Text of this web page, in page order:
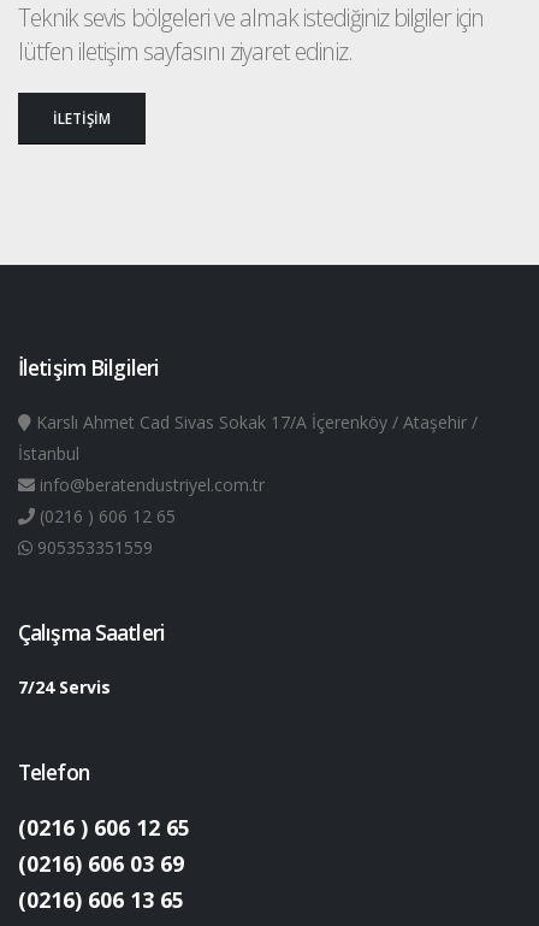
Teknik sevis bölgeleri ve almak istediğiniz bilgiler için
lütfen iletişim sayfasını ziyaret ediniz.
İLETİŞİM
İletişim Bilgileri
Karslı Ahmet Cad Sivas Sokak 17/A İçerenköy / Ataşehir /
İstanbul
info@beratendustriyel.com.tr
(0216 ) 606 12 65
905353351559
Çalışma Saatleri
7/24 Servis
Telefon
(0216 ) 606 12 65
(0216) 606 03 69
(0216) 606 13 65